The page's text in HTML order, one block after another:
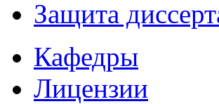
Защита
Кафедры
Лицензии